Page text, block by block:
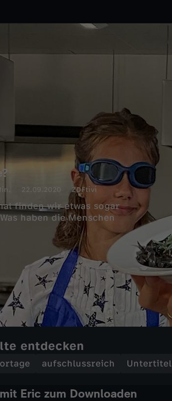
22.09.2020 ZDFtivi
finden wir etwas sogar
haben die Menschen
entdecken
aufschlussreich Untertitel
Eric zum Downloaden